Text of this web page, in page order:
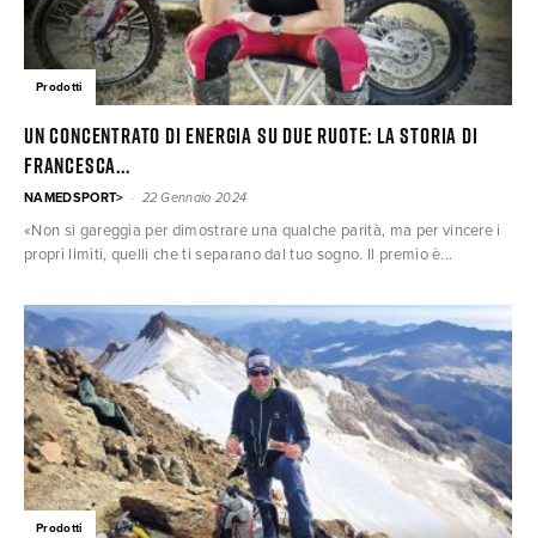
Prodotti
UN CONCENTRATO DI ENERGIA SU DUE RUOTE: LA STORIA DI
FRANCESCA...
NAMEDSPORT> - 22 Gennaio 2024
«Non si gareggia per dimostrare una qualche parità, ma per vincere i
propri limiti, quelli che ti separano dal tuo sogno. Il premio è...
Prodotti